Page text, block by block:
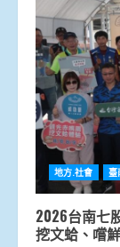
地方.社會 臺
2026台南七
挖文蛤、嚐